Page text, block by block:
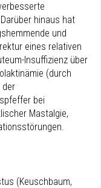
hinaus hat
und
eines relativen
Insuffizienz über
(durch
der
bei
Mastalgie,
(Keuschbaum,